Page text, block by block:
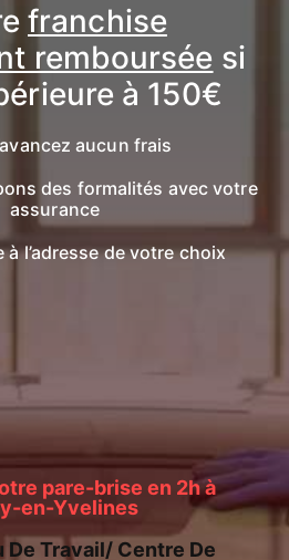
franchise
remboursée si
à 150€
aucun frais
des formalités avec votre
assurance
à l’adresse de votre choix
pare-brise en 2h à
en-Yvelines
De Travail/ Centre De